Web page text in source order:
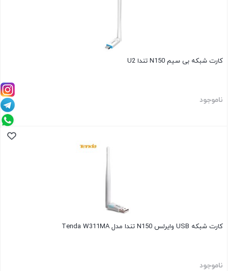
کارت شبکه بی سیم N150 تندا U2
ناموجود
کارت شبکه USB وایرلس N150 تندا مدل Tenda W311MA
ناموجود